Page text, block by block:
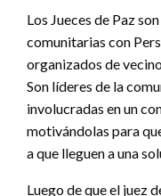
Los Jueces de Paz
comunitarias con
organizados de
Son líderes de la
involucradas en un
motivándolas para
a que lleguen a una
Luego de que el juez